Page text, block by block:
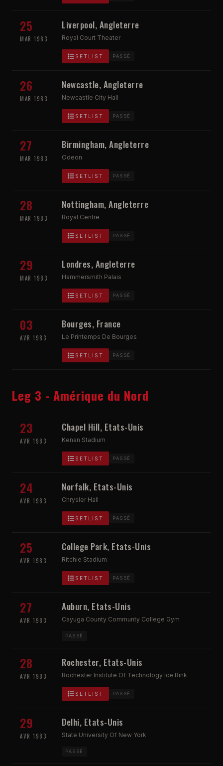
25
MAR 1983
Liverpool, Angleterre
Royal Court Theater
SETLIST PASSÉ
26
MAR 1983
Newcastle, Angleterre
Newcastle City Hall
SETLIST PASSÉ
27
MAR 1983
Birmingham, Angleterre
Odeon
SETLIST PASSÉ
28
MAR 1983
Nottingham, Angleterre
Royal Centre
SETLIST PASSÉ
29
MAR 1983
Londres, Angleterre
Hammersmith Palais
SETLIST PASSÉ
03
AVR 1983
Bourges, France
Le Printemps De Bourges
SETLIST PASSÉ
Leg 3 - Amérique du Nord
23
AVR 1983
Chapel Hill, Etats-Unis
Kenan Stadium
SETLIST PASSÉ
24
AVR 1983
Norfalk, Etats-Unis
Chrysler Hall
SETLIST PASSÉ
25
AVR 1983
College Park, Etats-Unis
Ritchie Stadium
SETLIST PASSÉ
27
AVR 1983
Auburn, Etats-Unis
Cayuga County Communty College Gym
PASSÉ
28
AVR 1983
Rochester, Etats-Unis
Rochester Institute Of Technology Ice Rink
SETLIST PASSÉ
29
AVR 1983
Delhi, Etats-Unis
State University Of New York
PASSÉ